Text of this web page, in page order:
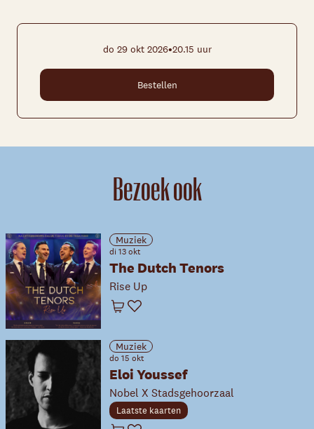
do 29 okt 2026•20.15 uur
Bestellen
Bezoek ook
Muziek
di 13 okt
The Dutch Tenors
Rise Up
Winkelwagen
Favoriet
Muziek
do 15 okt
Eloi Youssef
Nobel X Stadsgehoorzaal
Laatste kaarten